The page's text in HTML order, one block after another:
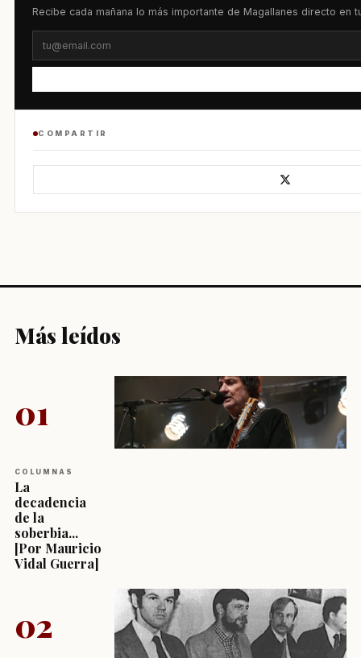
Recibe cada mañana lo más importante de Magallanes directo en
COMPARTIR
Más leídos
01
COLUMNAS
La
decadencia
de la
soberbia...
[Por Mauricio
Vidal Guerra]
02